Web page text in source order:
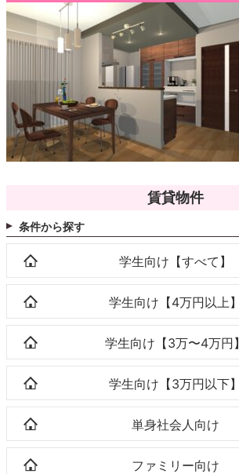
賃貸物件
条件から探す
学生向け【すべて】
学生向け【4万円以上】
学生向け【3万〜4万円】
学生向け【3万円以下】
単身社会人向け
ファミリー向け